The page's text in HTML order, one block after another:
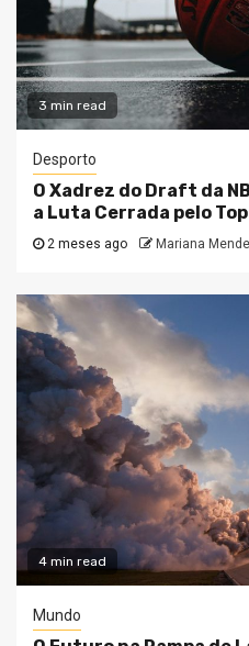
3 min read
Desporto
O Xadrez do Draft da
a Luta Cerrada pelo
2 meses ago Mariana
4 min read
Mundo